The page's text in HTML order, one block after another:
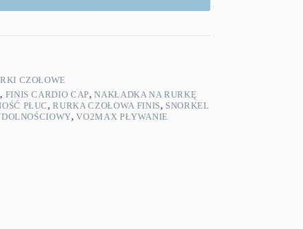
CZOŁOWE
, FINIS CARDIO CAP,NAKŁADKA NA RURKĘ
PŁUC,RURKA CZOŁOWA FINIS, SNORKEL
,VO2MAX PŁYWANIE